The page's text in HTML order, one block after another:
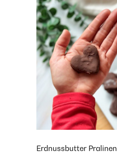
Erdnussbutter Pralinen